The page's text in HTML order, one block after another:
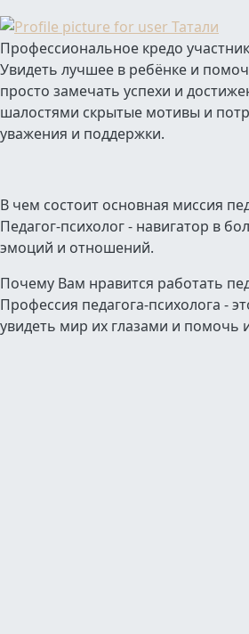
Профессиональное кредо
Увидеть лучшее в ребёнке и
просто замечать успехи и
шалостями скрытые мотивы и
уважения и поддержки.
В чем состоит основная миссия
Педагог-психолог - навигатор в
эмоций и отношений.
Почему Вам нравится работать
Профессия педагога-психолога -
увидеть мир их глазами и помочь